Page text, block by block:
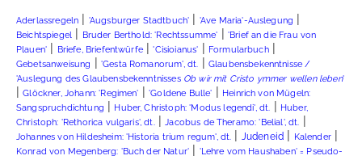
Aderlassregeln | 'Augsburger Stadtbuch' | 'Ave Maria'-Auslegung |
Beichtspiegel | Bruder Berthold: 'Rechtssumme' | 'Brief an die Frau von
Plauen' | Briefe, Briefentwürfe|'Cisioianus' | Formularbuch|
Gebetsanweisung | 'Gesta Romanorum', dt. | Glaubensbekenntnisse /
'Auslegung des Glaubensbekenntnisses Ob wir mit Cristo ymmer wellen leben'
|Glöckner, Johann: 'Regimen' |'Goldene Bulle' | Heinrich von Mügeln:
Sangspruchdichtung | Huber, Christoph: 'Modus legendi', dt. | Huber,
Christoph: 'Rethorica vulgaris', dt.|Jacobus de Theramo: 'Belial', dt. |
Johannes von Hildesheim: 'Historia trium regum', dt. | Judeneid | Kalender|
Konrad von Megenberg: 'Buch der Natur' | 'Lehre vom Haushaben' = Pseudo-